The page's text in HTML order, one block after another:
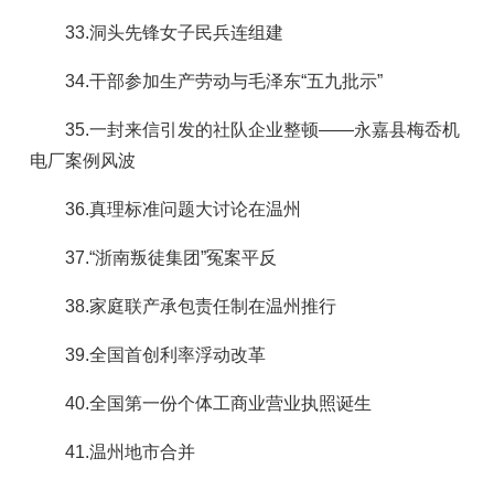
33.洞头先锋女子民兵连组建
34.干部参加生产劳动与毛泽东“五九批示”
35.一封来信引发的社队企业整顿——永嘉县梅岙机
电厂案例风波
36.真理标准问题大讨论在温州
37.“浙南叛徒集团”冤案平反
38.家庭联产承包责任制在温州推行
39.全国首创利率浮动改革
40.全国第一份个体工商业营业执照诞生
41.温州地市合并